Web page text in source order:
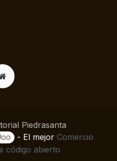
Piedrasanta
- El mejorComercio
código abierto